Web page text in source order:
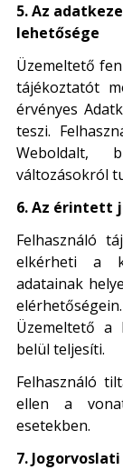
5. Az
lehetősége
Üzemeltető
tájékoztatót
érvényes
teszi.
Weboldalt,
változásokról
6. Az érintett
Felhasználó
elkérheti a
adatainak
Üzemeltető a
belül teljesíti.
Felhasználó
ellen a
esetekben.
7.